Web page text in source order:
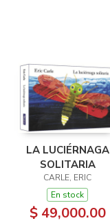
LA LUCIÉRNAGA
SOLITARIA
CARLE, ERIC
En stock
$ 49,000.00